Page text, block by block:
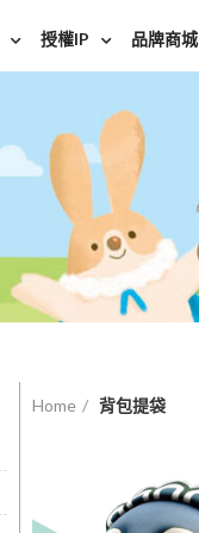
授權IP 品牌商城
Home 背包提袋